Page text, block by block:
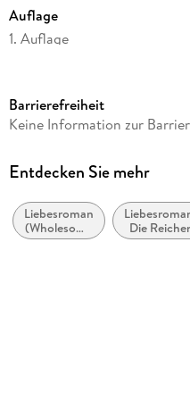
Auflage
1. Auflage
Reihe
Autor/Autorin
Übersetzung
Ivonne Senn
Barrierefreiheit
Keine Information zur
Entdecken Sie mehr
Liebesroman
(Wholesome
Romance)
Die